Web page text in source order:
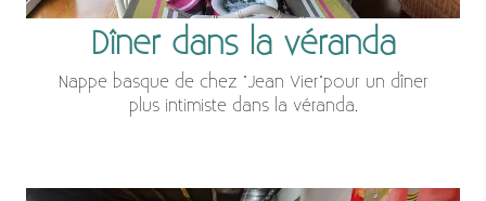
Dîner dans la véranda
Nappe basque de chez "Jean Vier"pour un dîner
plus intimiste dans la véranda.